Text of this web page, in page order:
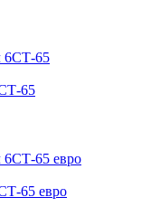
65
65 евро